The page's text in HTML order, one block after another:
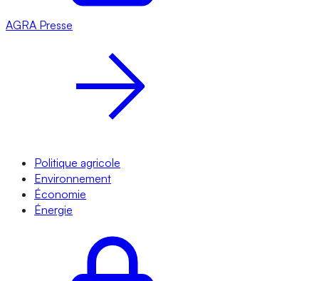
AGRA Presse
Politique agricole
Environnement
Économie
Énergie